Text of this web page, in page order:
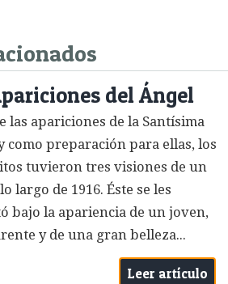
del Ángel
las apariciones de la Santísima
como preparación para ellas, los
tuvieron tres visiones de un
largo de 1916. Éste se les
bajo la apariencia de un joven,
y de una gran belleza...
Leer artículo